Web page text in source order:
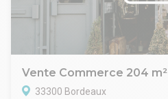
Vente Commerce 204 m²
33300 Bordeaux